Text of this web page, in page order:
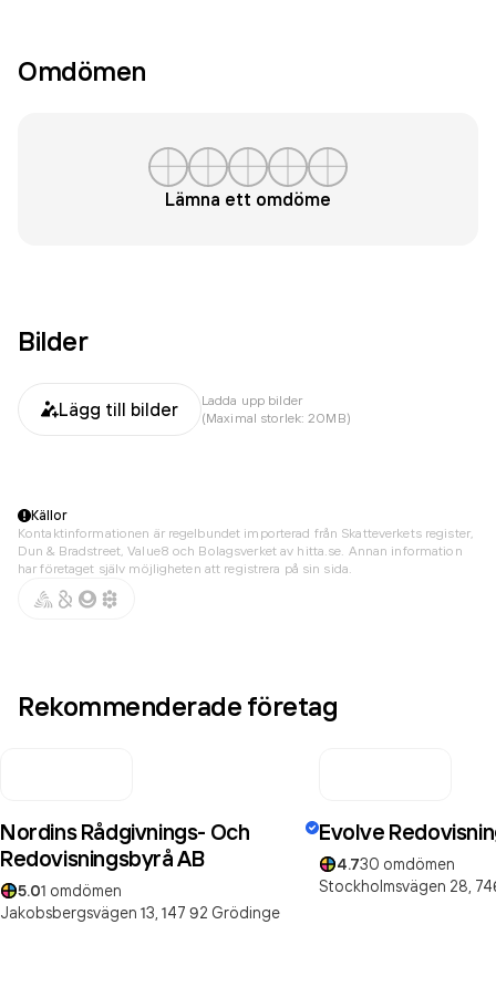
Omdömen
Lämna ett omdöme
Bilder
Lägg till bilder
Ladda upp bilder
(Maximal storlek: 20MB)
Källor
Kontaktinformationen är regelbundet importerad från Skatteverkets register,
Dun & Bradstreet, Value8 och Bolagsverket av hitta.se. Annan information
har företaget själv möjligheten att registrera på sin sida.
Rekommenderade företag
Nordins Rådgivnings- Och
Redovisningsbyrå AB
5.01 omdömen
Jakobsbergsvägen 13, 147 92 Grödinge
Evolve
4.730 omdömen
Stockholmsvägen 28,